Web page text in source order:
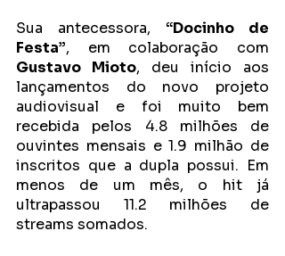
Sua antecessora, “Docinho de
Festa”
Gustavo Mioto, deu início aos
lançamentos do novo projeto
audiovisual e foi muito bem
recebida pelos 4.8 milhões de
ouvintes mensais e 1.9 milhão de
inscritos que a dupla possui. Em
menos de um mês, o hit já
ultrapassou 11.2 milhões de
streams somados.